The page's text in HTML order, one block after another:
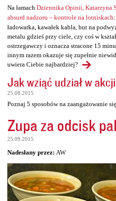
Na łamach Dziennika Opinii, Katarzyna
absurd nadzoru – kontrole na lotniskach
ładowarka, kawałek kabla, but na
metalu gdzieś przy ciele, czy coś w
ostrzegawczy i oznacza stracone 15
innym razem okazuje się zupełnie
uwiera Ciebie najbardziej?
Jak wziąć udział w
25.08.2015
Poznaj 5 sposobów na zaangażowanie
Zupa za odcisk
25.09.2015
Nadesłany przez: AW